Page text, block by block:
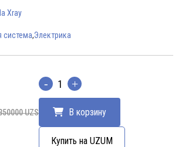
Xray
система,Электрика
UZS
Количество
В корзину
Купить на UZUM